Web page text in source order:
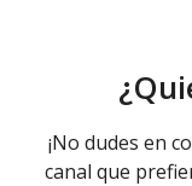
¡No dudes en
canal que